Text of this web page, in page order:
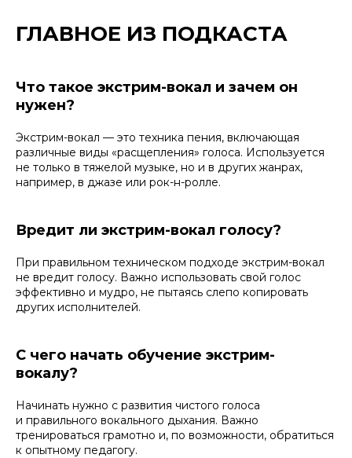
ГЛАВНОЕ ИЗ ПОДКАСТА
Что такое экстрим-вокал и зачем он
нужен?
Экстрим-вокал — это техника пения, включающая
различные виды «расщепления» голоса. Используется
не только в тяжелой музыке, но и в других жанрах,
например, в джазе или рок-н-ролле.
Вредит ли экстрим-вокал голосу?
При правильном техническом подходе экстрим-вокал
не вредит голосу. Важно использовать свой голос
эффективно и мудро, не пытаясь слепо копировать
других исполнителей.
С чего начать обучение экстрим-
вокалу?
Начинать нужно с развития чистого голоса
и правильного вокального дыхания. Важно
тренироваться грамотно и, по возможности, обратиться
к опытному педагогу.